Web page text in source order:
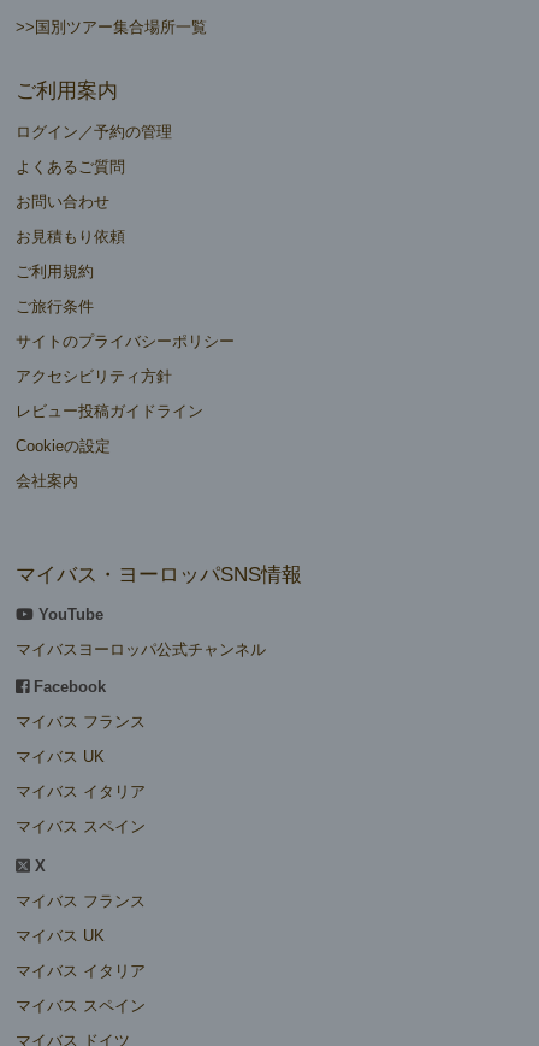
>>国別ツアー集合場所一覧
ご利用案内
ログイン／予約の管理
よくあるご質問
お問い合わせ
お見積もり依頼
ご利用規約
ご旅行条件
サイトのプライバシーポリシー
アクセシビリティ方針
レビュー投稿ガイドライン
Cookieの設定
会社案内
マイバス・ヨーロッパSNS情報
YouTube
マイバスヨーロッパ公式チャンネル
Facebook
マイバス フランス
マイバス UK
マイバス イタリア
マイバス スペイン
X
マイバス フランス
マイバス UK
マイバス イタリア
マイバス スペイン
マイバス ドイツ